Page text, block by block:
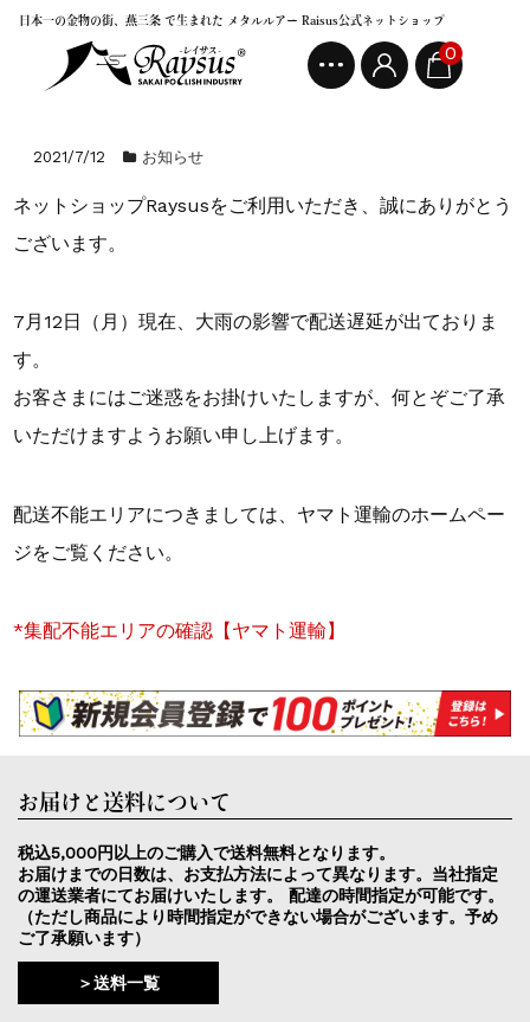
日本一の金物の街、燕三条 で生まれた メタルルアー Raisus公式ネットショップ
0
2021/7/12 お知らせ
ネットショップRaysusをご利用いただき、誠にありがとう
ございます。
7月12日（月）現在、大雨の影響で配送遅延が出ておりま
す。
お客さまにはご迷惑をお掛けいたしますが、何とぞご了承
いただけますようお願い申し上げます。
配送不能エリアにつきましては、ヤマト運輸のホームペー
ジをご覧ください。
*集配不能エリアの確認【ヤマト運輸】
お届けと送料について
税込5,000円以上のご購入で送料無料となります。
お届けまでの日数は、お支払方法によって異なります。当社指定
の運送業者にてお届けいたします。 配達の時間指定が可能です。
（ただし商品により時間指定ができない場合がございます。予め
ご了承願います）
＞送料一覧